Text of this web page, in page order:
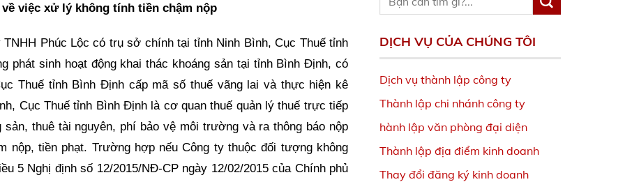
về việc xử lý không tính tiền chậm nộp
Phúc Lộc có trụ sở chính tại tỉnh Ninh Bình, Cục Thuế tỉnh
phát sinh hoạt động khai thác khoáng sản tại tỉnh Bình Định, có
Thuế tỉnh Bình Định cấp mã số thuế vãng lai và thực hiện kê
Cục Thuế tỉnh Bình Định là cơ quan thuế quản lý thuế trực tiếp
thuê tài nguyên, phí bảo vệ môi trường và ra thông báo nộp
nộp, tiền phạt. Trường hợp nếu Công ty thuộc đối tượng không
5 Nghị định số 12/2015/NĐ-CP ngày 12/02/2015 của Chính phủ
DỊCH VỤ CỦA CHÚNG TÔI
Dịch vụ thành lập công ty
Thành lập chi nhánh công ty
hành lập văn phòng đại diện
Thành lập địa điểm kinh doanh
Thay đổi đăng ký kinh doanh